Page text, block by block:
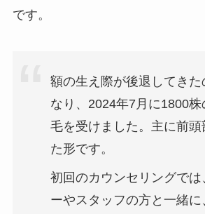
です。
額の生え際が後退してきた
なり、2024年7月に1800株
毛を受けました。主に前頭
た形です。
初回のカウンセリングでは
ーやスタッフの方と一緒に